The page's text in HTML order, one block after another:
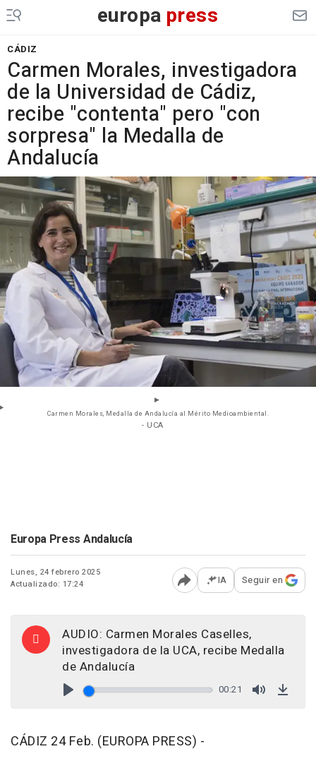
europa press
CÁDIZ
Carmen Morales, investigadora
de la Universidad de Cádiz,
recibe "contenta" pero "con
sorpresa" la Medalla de
Andalucía
Carmen Morales, Medalla de Andalucía al Mérito Medioambiental.
- UCA
Europa Press Andalucía
Lunes, 24 febrero 2025
Actualizado: 17:24
Abrir opciones para
IA Seguir en
AUDIO: Carmen Morales Caselles,
investigadora de la UCA, recibe Medalla
de Andalucía
00:21
CÁDIZ 24 Feb. (EUROPA PRESS) -